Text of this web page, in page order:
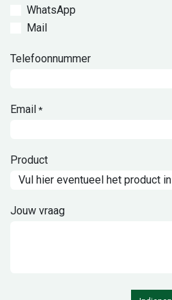
WhatsApp
Mail
Telefoonnummer
Email *
Product
Jouw vraag